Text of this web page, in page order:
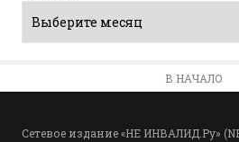
В НАЧАЛО
Сетевое издание «НЕ ИНВАЛИД.Ру»